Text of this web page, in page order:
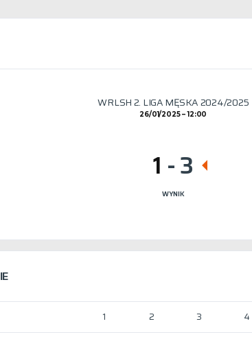
WRLSH 2. LIGA MĘSKA 2024/2025
26/01/2025 12:00
1 -3
WYNIK
1 2 3 4